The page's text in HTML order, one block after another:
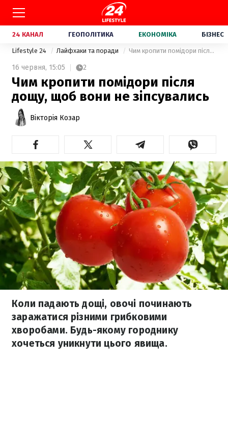
24 КАНАЛ ГЕОПОЛІТИКА ЕКОНОМІКА БІЗНЕС
Lifestyle 24 Лайфхаки та поради Чим кропити помідори після дощу, щоб вони не зіпсувались
16 червня, 15:05 2
Чим кропити помідори після
дощу, щоб вони не зіпсувались
Вікторія Козар
Коли падають дощі, овочі починають
заражатися різними грибковими
хворобами. Будь-якому городнику
хочеться уникнути цього явища.